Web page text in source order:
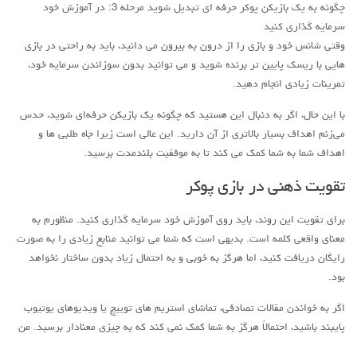
چگونه به یک بازیکن پوکر حرفه ای تبدیل شوید مرحله 3: در آموزش خود
سرمایه گذاری کنید
وقتی شانس خود و بازی را از درون به بیرون می دانید، باید به راحتی در بازی
هایی با ریسک پایین تر برنده شوید و می توانید بدون سوزاندن سرمایه خود،
تمرینات زیادی انجام دهید.
با این حال، اگر به دنبال این هستید که چگونه یک بازیکن حرفه‌ای شوید، حدس
می‌زنم اهداف بسیار بالاتری از آن دارید. این عالی است زیرا جاه طلبی ها و
اهداف شما به شما کمک می کند تا به موفقیت بلندمدت برسید.
تقویت ذهنی در بازی پوکر
برای تقویت این روند، باید روی آموزش خود سرمایه گذاری کنید. منظورم به
معنای واقعی کلمه است. بدیهی است که شما می توانید منابع زیادی را به صورت
رایگان دریافت کنید، اما هرگز به خوبی و به احتمال زیاد بدون ساختار نخواهد
بود.
اگر به خواندن مقالات تصادفی، تماشای استریم های توییچ یا ویدیوهای یوتیوب
پایبند باشید، احتمالاً هرگز به شما کمک نمی کند که به چیزی معنادار برسید. من